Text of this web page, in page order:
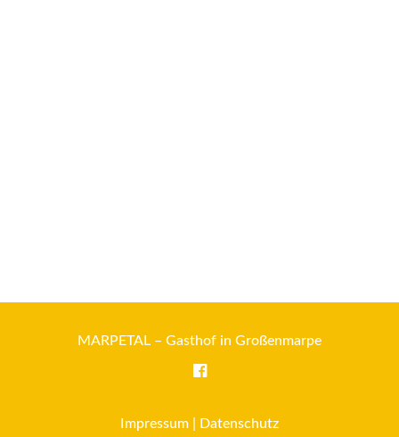
MARPETAL – Gasthof in Großenmarpe
Impressum Datenschutz